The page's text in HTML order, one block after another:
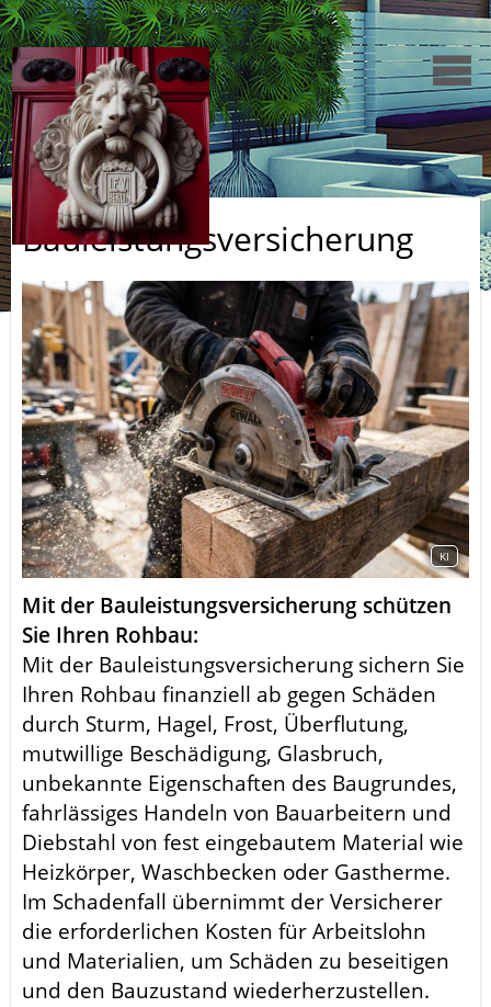
Bauleistungsversicherung
KI
Mit der Bauleistungsversicherung schützen
Sie Ihren Rohbau:
Mit der Bauleistungsversicherung sichern Sie
Ihren Rohbau finanziell ab gegen Schäden
durch Sturm, Hagel, Frost, Überflutung,
mutwillige Beschädigung, Glasbruch,
unbekannte Eigenschaften des Baugrundes,
fahrlässiges Handeln von Bauarbeitern und
Diebstahl von fest eingebautem Material wie
Heizkörper, Waschbecken oder Gastherme.
Im Schadenfall übernimmt der Versicherer
die erforderlichen Kosten für Arbeitslohn
und Materialien, um Schäden zu beseitigen
und den Bauzustand wiederherzustellen.